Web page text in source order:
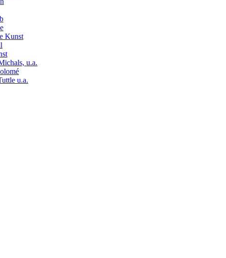
Kunst
u.a.
u.a.